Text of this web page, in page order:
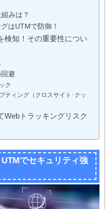
みは？
はUTMで防御！
検知！その重要性につい
避
ク
ティング（クロスサイト･クッ
Webトラッキングリスク
でセキュリティ強